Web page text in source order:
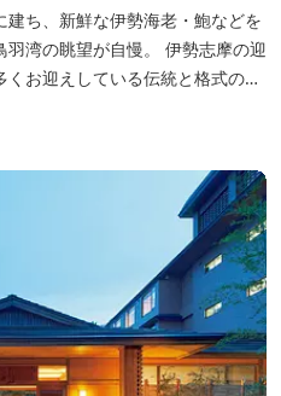
ち、新鮮な伊勢海老・鮑などを
湾の眺望が自慢。 伊勢志摩の迎
お迎えしている伝統と格式のあ
ュースイート・クラブ」が誕
・ロビーラウンジ、パールオーシ